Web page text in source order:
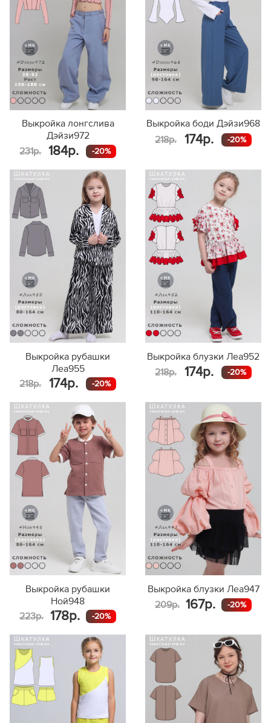
Выкройка лонгслива
Дэйзи972
231р.
184р. -20%
Выкройка боди Дэйзи968
218р.
174р. -20%
Выкройка рубашки
Леа955
218р.
174р. -20%
Выкройка блузки Леа952
218р.
174р. -20%
Выкройка рубашки
Ной948
223р.
178р. -20%
Выкройка блузки Леа947
209р.
167р. -20%